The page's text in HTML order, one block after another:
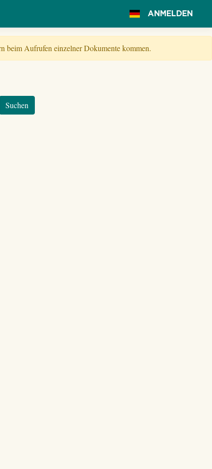
ANMELDEN
beim Aufrufen einzelner Dokumente kommen.
Suchen